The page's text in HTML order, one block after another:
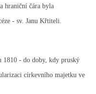
hraniční čára byla
- sv. Janu Křtiteli.
1810 - do doby, kdy pruský
církevního majetku ve